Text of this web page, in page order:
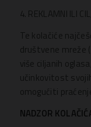
4. REKLAMNI ILI
Te kolačiće
društvene mreže
više ciljanih
učinkovitost
omogućiti
NADZOR